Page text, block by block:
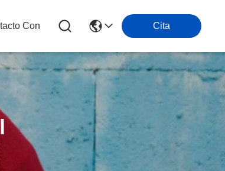
Con Cita